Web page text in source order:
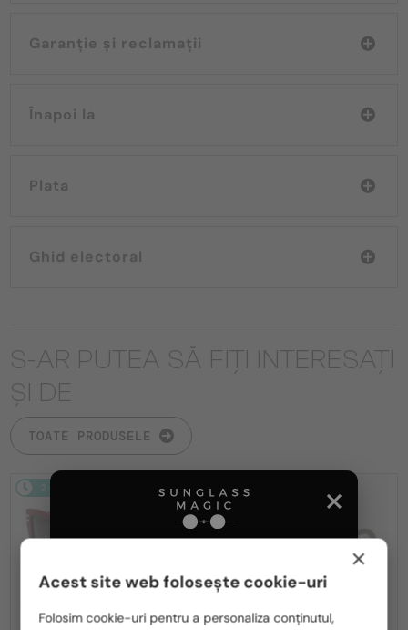
Garanție și reclamații
Înapoi la
Plata
Ghid electoral
S-AR PUTEA SĂ FIȚI INTERESAȚI
ȘI DE
TOATE PRODUSELE
2-4 ZILE
Dior —Ochelari de soare
2-4 ZILE
Dior—Ochelari de soare
×
Acest site web folosește cookie-uri
Folosim cookie-uri pentru a personaliza conținutul,